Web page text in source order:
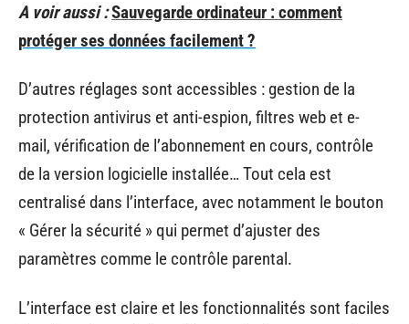
A voir aussi :Sauvegarde ordinateur : comment
protéger ses données facilement ?
D’autres réglages sont accessibles : gestion de la
protection antivirus et anti-espion, filtres web et e-
mail, vérification de l’abonnement en cours, contrôle
de la version logicielle installée… Tout cela est
centralisé dans l’interface, avec notamment le bouton
« Gérer la sécurité » qui permet d’ajuster des
paramètres comme le contrôle parental.
L’interface est claire et les fonctionnalités sont faciles